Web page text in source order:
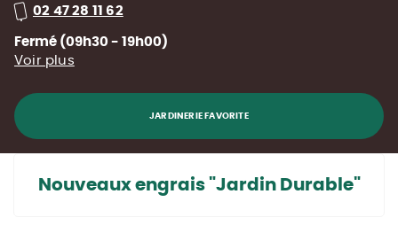
02 47 28 11 62
Fermé (09h30 - 19h00)
Voir plus
JARDINERIE FAVORITE
Nouveaux engrais "Jardin Durable"